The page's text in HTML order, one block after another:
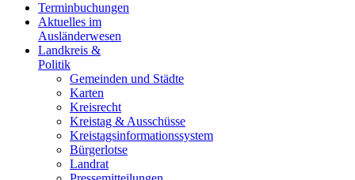
Terminbuchungen
Aktuelles im
Ausländerwesen
Landkreis &
Politik
Gemeinden und Städte
Karten
Kreisrecht
Kreistag & Ausschüsse
Kreistagsinformationssystem
Bürgerlotse
Landrat